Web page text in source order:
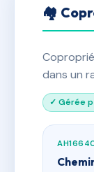
🏘
dans un
✓ Gérée